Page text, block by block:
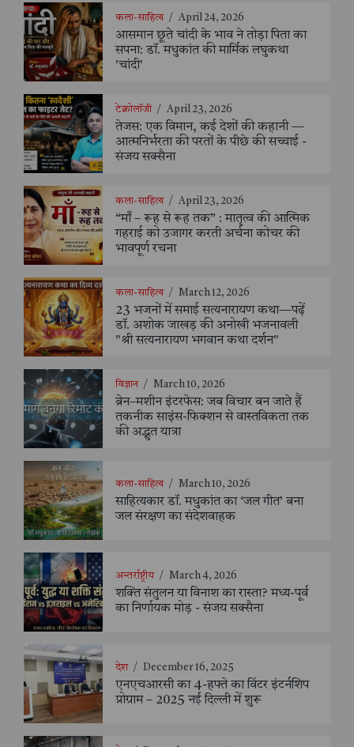
कला-साहित्य / April 24, 2026
आसमान छूते चांदी के भाव ने तोड़ा पिता का
सपना: डॉ. मधुकांत की मार्मिक लघुकथा
'चांदी'
टेक्नोलॉजी / April 23, 2026
तेजस: एक विमान, कई देशों की कहानी —
आत्मनिर्भरता की परतों के पीछे की सच्चाई -
संजय सक्सैना
कला-साहित्य / April 23, 2026
“माँ – रूह से रूह तक” : मातृत्व की आत्मिक
गहराई को उजागर करती अर्चना कोचर की
भावपूर्ण रचना
कला-साहित्य / March 12, 2026
23 भजनों में समाई सत्यनारायण कथा—पढ़ें
डॉ. अशोक जाखड़ की अनोखी भजनावली
"श्री सत्यनारायण भगवान कथा दर्शन"
विज्ञान / March 10, 2026
ब्रेन–मशीन इंटरफेस: जब विचार बन जाते हैं
तकनीक साइंस-फिक्शन से वास्तविकता तक
की अद्भुत यात्रा
कला-साहित्य / March 10, 2026
साहित्यकार डॉ. मधुकांत का ‘जल गीत’ बना
जल संरक्षण का संदेशवाहक
अन्तर्राष्ट्रीय / March 4, 2026
शक्ति संतुलन या विनाश का रास्ता? मध्य-पूर्व
का निर्णायक मोड़ - संजय सक्सैना
देश / December 16, 2025
एनएचआरसी का 4-हफ्ते का विंटर इंटर्नशिप
प्रोग्राम – 2025 नई दिल्ली में शुरू